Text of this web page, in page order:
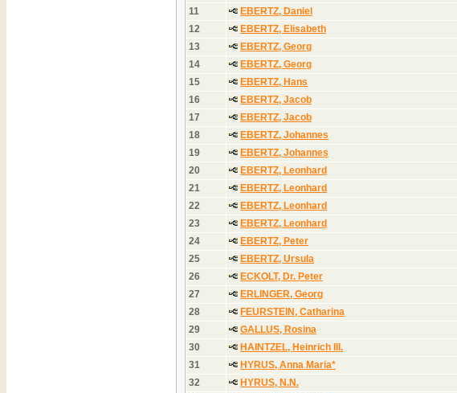
11
EBERTZ, Daniel
12
EBERTZ, Elisabeth
13
EBERTZ, Georg
14
EBERTZ, Georg
15
EBERTZ, Hans
16
EBERTZ, Jacob
17
EBERTZ, Jacob
18
EBERTZ, Johannes
19
EBERTZ, Johannes
20
EBERTZ, Leonhard
21
EBERTZ, Leonhard
22
EBERTZ, Leonhard
23
EBERTZ, Leonhard
24
EBERTZ, Peter
25
EBERTZ, Ursula
26
ECKOLT, Dr. Peter
27
ERLINGER, Georg
28
FEURSTEIN, Catharina
29
GALLUS, Rosina
30
HAINTZEL, Heinrich III.
31
HYRUS, Anna Maria*
32
HYRUS, N.N.